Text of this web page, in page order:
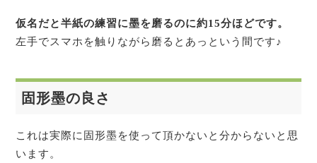
仮名だと半紙の練習に墨を磨るのに約15分ほどです。
左手でスマホを触りながら磨るとあっという間です♪
固形墨の良さ
これは実際に固形墨を使って頂かないと分からないと思
います。